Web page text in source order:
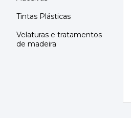
Tintas Plásticas
Velaturas e tratamentos
de madeira